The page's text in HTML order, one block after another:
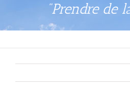
"Prendre de